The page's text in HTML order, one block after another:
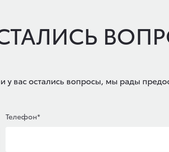
у вас остались вопросы, мы рады
Телефон*